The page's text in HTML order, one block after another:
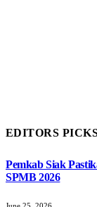
EDITORS
Pemkab Siak
SPMB 2026